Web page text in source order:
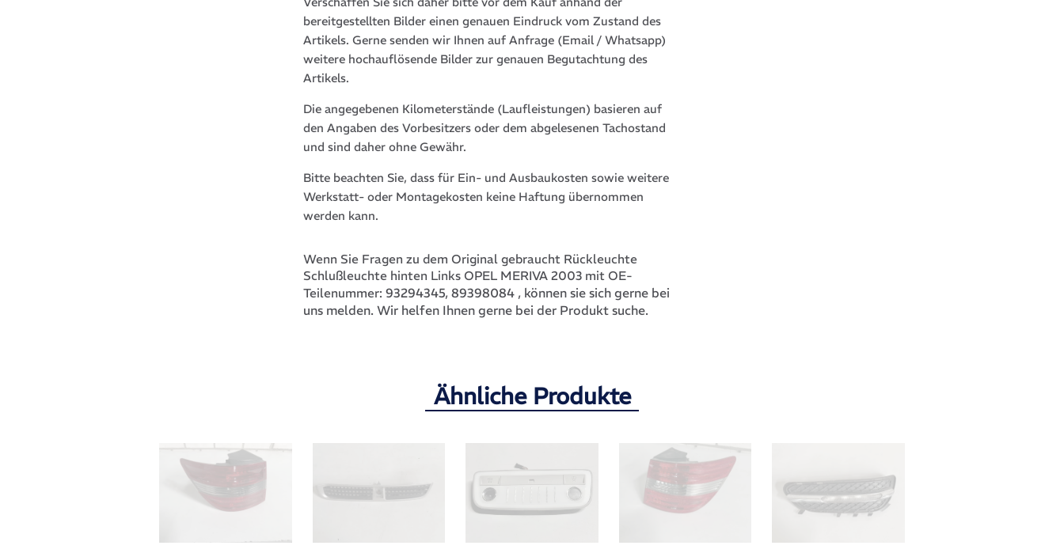
bereitgestellten Bilder einen genauen Eindruck vom Zustand des
Artikels. Gerne senden wir Ihnen auf Anfrage (Email / Whatsapp)
weitere hochauflösende Bilder zur genauen Begutachtung des
Artikels.
Die angegebenen Kilometerstände (Laufleistungen) basieren auf
den Angaben des Vorbesitzers oder dem abgelesenen Tachostand
und sind daher ohne Gewähr.
Bitte beachten Sie, dass für Ein- und Ausbaukosten sowie weitere
Werkstatt- oder Montagekosten keine Haftung übernommen
werden kann.
Wenn Sie Fragen zu dem Original gebraucht Rückleuchte
Schlußleuchte hinten Links OPEL MERIVA 2003 mit OE-
Teilenummer:93294345, 89398084 , können sie sich gerne bei
uns melden. Wir helfen Ihnen gerne bei der Produkt suche.
Ähnliche Produkte